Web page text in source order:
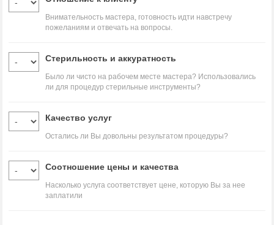
Внимательность мастера, готовность идти навстречу
пожеланиям и отвечать на вопросы.
Стерильность и аккуратность
Было ли чисто на рабочем месте мастера? Использовались
ли для процедур стерильные инструменты?
Качество услуг
Остались ли Вы довольны результатом процедуры?
Соотношение цены и качества
Насколько услуга соответствует цене, которую Вы за нее
заплатили